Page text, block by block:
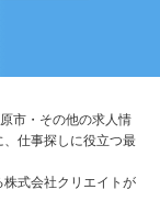
市・その他の求人情
仕事探しに役立つ最
式会社クリエイトが